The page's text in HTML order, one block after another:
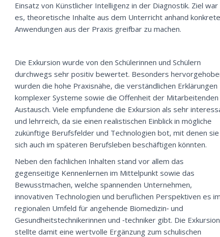
Einsatz von Künstlicher Intelligenz in der Diagnostik. Ziel war
es, theoretische Inhalte aus dem Unterricht anhand
Anwendungen aus der Praxis greifbar zu machen.
Die Exkursion wurde von den Schülerinnen und Schülern
durchwegs sehr positiv bewertet. Besonders
wurden die hohe Praxisnähe, die verständlichen Erklärungen
komplexer Systeme sowie die Offenheit der Mitarbeitenden
Austausch. Viele empfundene die Exkursion als sehr
und lehrreich, da sie einen realistischen Einblick in mögliche
zukünftige Berufsfelder und Technologien bot, mit denen sie
sich auch im späteren Berufsleben beschäftigen könnten.
Neben den fachlichen Inhalten stand vor allem das
gegenseitige Kennenlernen im Mittelpunkt sowie das
Bewusstmachen, welche spannenden Unternehmen,
innovativen Technologien und beruflichen Perspektiven es
regionalen Umfeld für angehende Biomedizin‑ und
Gesundheitstechnikerinnen und ‑techniker gibt. Die Exkursion
stellte damit eine wertvolle Ergänzung zum schulischen